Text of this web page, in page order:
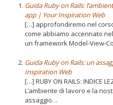
Guida Ruby on Rails:
app | Your Inspiration Web
[…] approfondiremo nel
come abbiamo accennato
un framework Model-View-
Guida Ruby on Rails: un
Inspiration Web
[…] RUBY ON RAILS: INDICE
L’ambiente di lavoro e la
assaggio…